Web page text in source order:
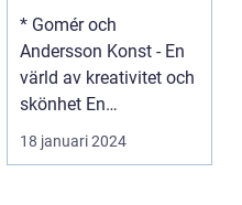
ÖVERSIKT OCH
ANALYS**
* Gomér och
Andersson Konst - En
värld av kreativitet och
skönhet En
övergripande, grundlig
översi...
18 januari 2024